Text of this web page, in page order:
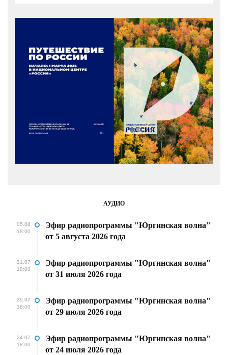
АУДИО
05.08
18:00
Эфир радиопрограммы "Юргинская волна"
от 5 августа 2026 года
31.07
18:00
Эфир радиопрограммы "Юргинская волна"
от 31 июля 2026 года
29.07
18:00
Эфир радиопрограммы "Юргинская волна"
от 29 июля 2026 года
24.07
18:00
Эфир радиопрограммы "Юргинская волна"
от 24 июля 2026 года